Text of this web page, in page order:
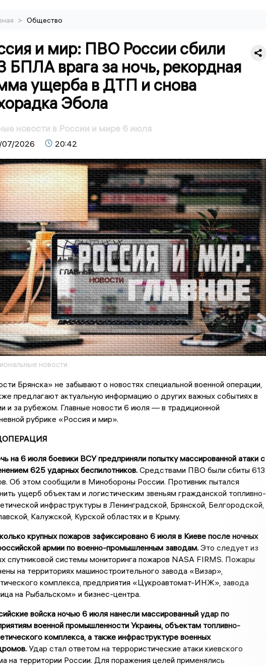
> Общество
и мир: ПВО России сбили
БПЛА врага за ночь, рекордная
ущерба в ДТП и снова
Эбола
новости в России и мире 6 июля
2026 20:42
новости
Брянска» не забывают о новостях специальной военной операции,
предлагают актуальную информацию о других важных событиях в
и за рубежом. Главные новости 6 июля — в традиционной
рубрике «Россия и мир».
на 6 июля боевики ВСУ предприняли попытку массированной атаки с
625 ударных беспилотников.Средствами ПВО были сбиты 613
Об этом сообщили в Минобороны России. Противник пытался
ущерб объектам и логистическим звеньям гражданской топливно-
инфраструктуры в Ленинградской, Брянской, Белгородской,
Калужской, Курской областях и в Крыму.
крупных пожаров зафиксировано 6 июля в Киеве после ночных
армии по военно-промышленным заводам.Это следует из
спутниковой системы мониторинга пожаров NASA FIRMS. Пожары
на территориях машиностроительного завода «Визар»,
комплекса, предприятия «Цукроавтомат-ИНЖ», завода
на Рыбальском» и бизнес-центра.
войска ночью 6 июля нанесли массированный удар по
военной промышленности Украины, объектам топливно-
комплекса, а также инфраструктуре военных
Удар стал ответом на террористические атаки киевского
на территории России. Для поражения целей применялись